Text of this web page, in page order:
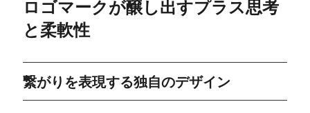
ロゴマークが醸し出すプラス思考
と柔軟性
繋がりを表現する独自のデザイン